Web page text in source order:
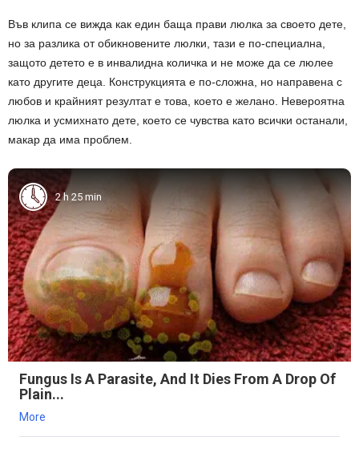
Във клипа се вижда как един баща прави люлка за своето дете,
но за разлика от обикновените люлки, тази е по-специална,
защото детето е в инвалидна количка и не може да се люлее
като другите деца. Конструкцията е по-сложна, но направена с
любов и крайният резултат е това, което е желано. Невероятна
люлка и усмихнато дете, което се чувства като всички останали,
макар да има проблем.
2 h 25 min
Fungus Is A Parasite, And It Dies From A Drop Of
Plain...
More